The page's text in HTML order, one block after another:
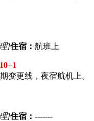
]住宿： 航班上
变更线，夜宿航机上。
]住宿： -------